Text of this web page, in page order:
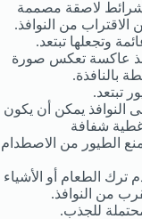
لاصقة مصممة
من النوافذ.
وتجعلها تبتعد.
عاكسة تعكس صورة
بالنافذة.
تبتعد.
النوافذ يمكن أن يكون
شفافة
الطيور من الاصطدام
الطعام أو الأشياء
من النوافذ.
للجذب.